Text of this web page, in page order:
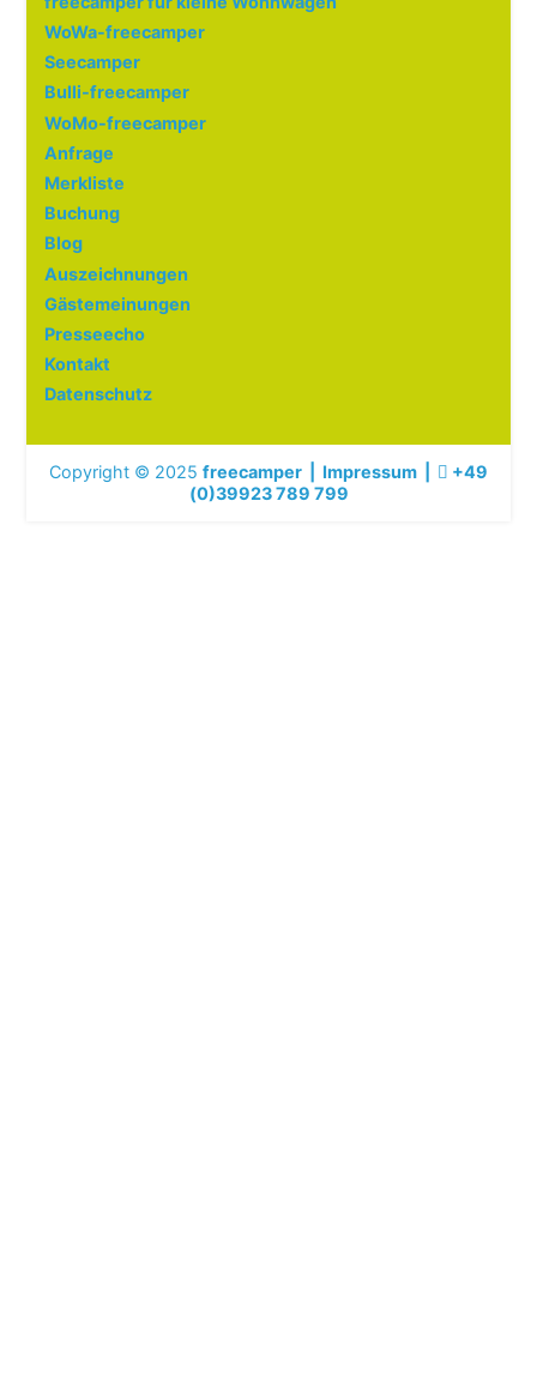
WoWa-freecamper
Seecamper
Bulli-freecamper
WoMo-freecamper
Anfrage
Merkliste
Buchung
Blog
Auszeichnungen
Gästemeinungen
Presseecho
Kontakt
Datenschutz
Copyright © 2025 freecamper Impressum
+49
(0)39923 789 799